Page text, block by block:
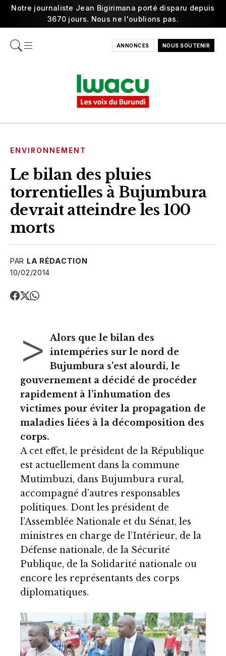
Notre journaliste Jean Bigirimana porté disparu depuis
3670 jours. Nous ne l'oublions pas.
ANNONCES NOUS SOUTENIR
ENVIRONNEMENT
Le bilan des pluies
torrentielles à Bujumbura
devrait atteindre les 100
morts
PAR LA RÉDACTION
10/02/2014
>
Alors que le bilan des
intempéries sur le nord de
Bujumbura s’est alourdi, le
gouvernement a décidé de procéder
rapidement à l’inhumation des
victimes pour éviter la propagation de
maladies liées à la décomposition des
corps.
A cet effet, le président de la République
est actuellement dans la commune
Mutimbuzi, dans Bujumbura rural,
accompagné d’autres responsables
politiques. Dont les président de
l’Assemblée Nationale et du Sénat, les
ministres en charge de l’Intérieur, de la
Défense nationale, de la Sécurité
Publique, de la Solidarité nationale ou
encore les représentants des corps
diplomatiques.